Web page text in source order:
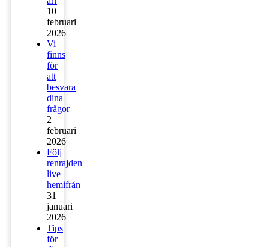
10
februari
2026
Vi
finns
för
att
besvara
dina
frågor
2
februari
2026
Följ
renrajden
live
hemifrån
31
januari
2026
Tips
för